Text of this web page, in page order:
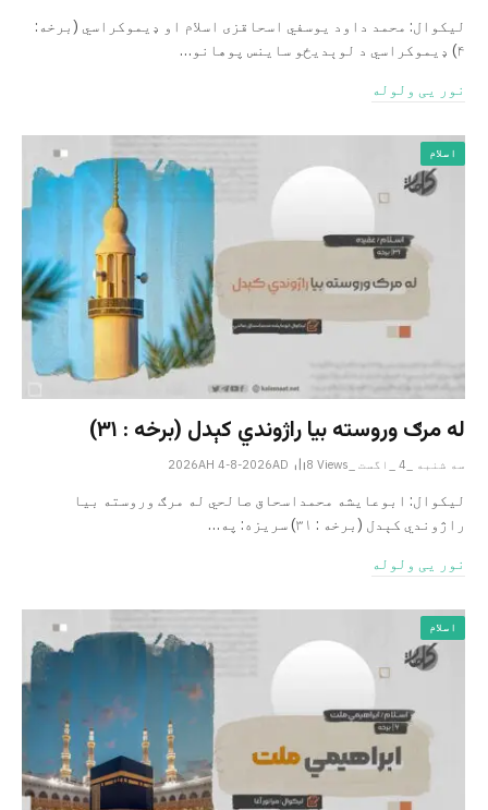
لیکوال: محمد داود یوسفي اسحاقزی اسلام او ډیموکراسي (برخه:
۴) ډیموکراسي د لوېدیځو ساینس پوهانو…
نور یی ولوله
اسلام
له مرګ وروسته بیا راژوندي کېدل (برخه : ۳۱)
سه شنبه _4 _اگست _2026AH 4-8-2026AD 8 Views
لیکوال: ابوعایشه محمداسحاق صالحي له مرګ وروسته بیا
راژوندي کېدل (برخه : ۳۱) سریزه: په…
نور یی ولوله
اسلام